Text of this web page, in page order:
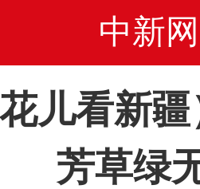
中新网
花儿看新
芳草绿